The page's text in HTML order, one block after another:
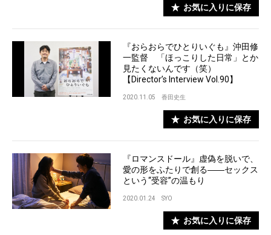
お気に入りに保存
『おらおらでひとりいぐも』沖田修
一監督 「ほっこりした日常」とか
見たくないんです（笑）
【Director’s Interview Vol.90】
2020.11.05 香田史生
お気に入りに保存
『ロマンスドール』虚偽を脱いで、
愛の形をふたりで創る――セックス
という“受容”の温もり
2020.01.24 SYO
お気に入りに保存